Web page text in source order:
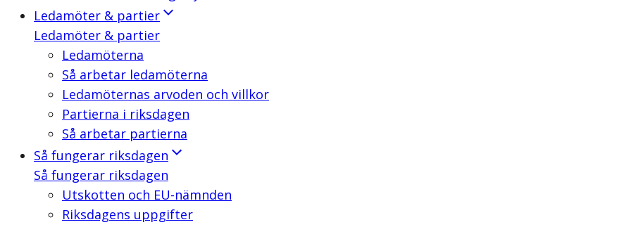
Ledamöter & partier
Ledamöter & partier
Ledamöterna
Så arbetar ledamöterna
Ledamöternas arvoden och villkor
Partierna i riksdagen
Så arbetar partierna
Så fungerar riksdagen
Så fungerar riksdagen
Utskotten och EU-nämnden
Riksdagens uppgifter